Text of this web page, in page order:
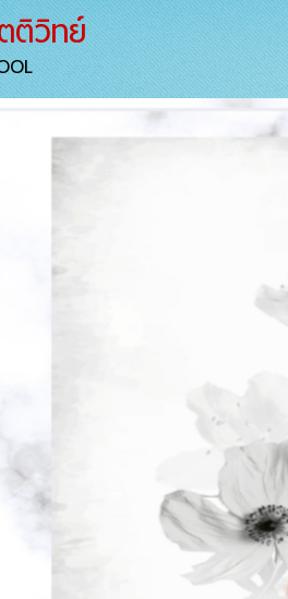
ติวิทย์